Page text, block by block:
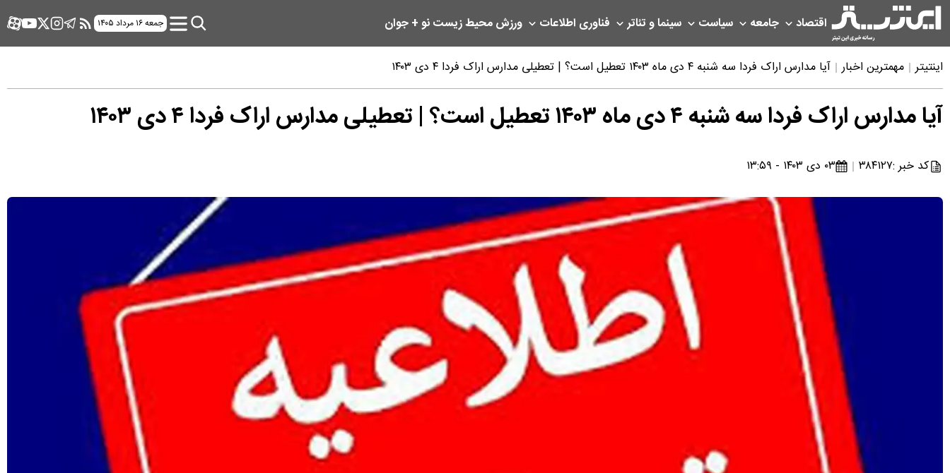
اقتصاد جامعه سیاست سینما و تئاتر فناوری اطلاعات ورزشمحیط زیستنو + جوان جمعه ۱۶ مرداد ۱۴۰۵
اینتیتر مهمترین اخبار آیا مدارس اراک فردا سه شنبه ۴ دی ماه ۱۴۰۳ تعطیل است؟ | تعطیلی مدارس اراک فردا ۴ دی ۱۴۰۳
آیا مدارس اراک فردا سه شنبه ۴ دی ماه ۱۴۰۳ تعطیل است؟ | تعطیلی مدارس اراک فردا ۴ دی ۱۴۰۳
کد خبر :۳۸۴۱۲۷ ۰۳ دی ۱۴۰۳ - ۱۳:۵۹